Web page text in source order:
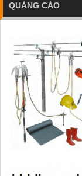
QUẢNG CÁO